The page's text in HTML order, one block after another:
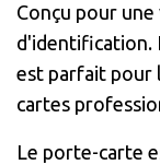
Conçu pour
d'identification.
est parfait pour
cartes
Le porte-carte